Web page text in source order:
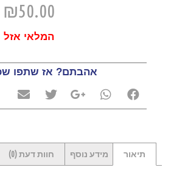
₪50.00
המלאי אזל
אהבתם? אז שתפו
תיאור מידע נוסף חוות דעת (0)